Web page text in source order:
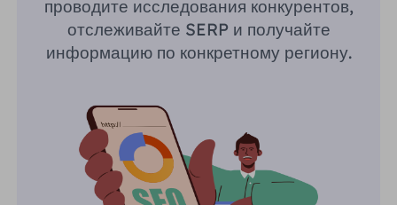
проводите исследования конкурентов,
отслеживайте SERP и получайте
информацию по конкретному региону.